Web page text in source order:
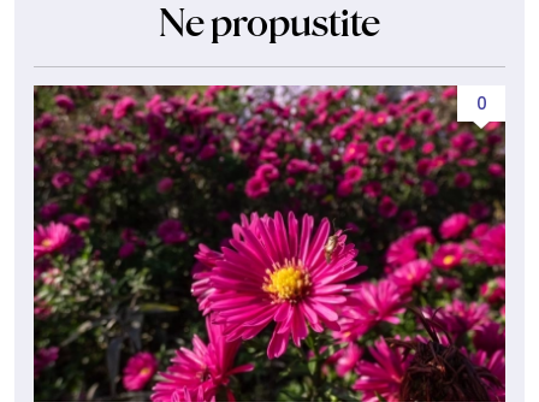
Ne propustite
0